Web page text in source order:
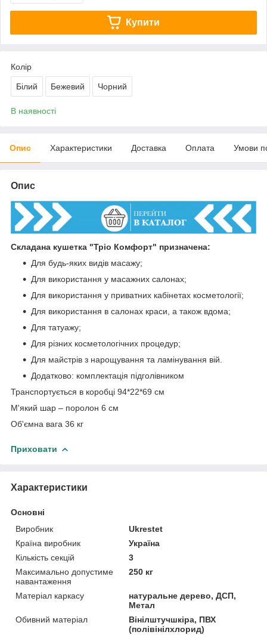
Купити
Колір
Білий Бежевий Чорний
В наявності
Опис Характеристики Доставка Оплата Умови
Опис
Складана кушетка "Тріо Комфорт" призначена:
Для будь-яких видів масажу;
Для використання у масажних салонах;
Для використання у приватних кабінетах косметології;
Для використання в салонах краси, а також вдома;
Для татуажу;
Для різних косметологічних процедур;
Для майстрів з нарощування та ламінування вій.
Додатково: комплектація підголівником
Транспортується в коробці 94*22*69 см
М'який шар – поролон 6 см
Об'ємна вага 36 кг
Приховати
Характеристики
Основні
Виробник
Ukrestet
Країна виробник
Україна
Кількість секцій
3
Максимально допустиме
навантаження
250 кг
Матеріал каркасу
натуральне дерево, ДСП,
Метал
Обивний матеріал
Вінілштучшкіра, ПВХ
(полівінілхлорид)